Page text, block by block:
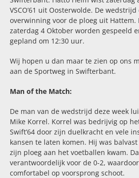
VSCO’61 uit Oosterwolde. De
overwinning voor de ploeg uit Hattem.
zaterdag 4 Oktober worden gespeeld
gepland om 12:30 uur.
Wij hopen u dan maar te zien op ons
aan de Sportweg in Swifterbant.
Man of the Match:
De man van de wedstrijd deze week
Mike Korrel. Korrel was bedrijvig op
Swift’64 door zijn duelkracht en vele
kansen te laten komen. Hij was
zijn ploeg aan het voetballen kwam.
verantwoordelijk voor de 0-2,
comfortabel op voorsprong schoot.